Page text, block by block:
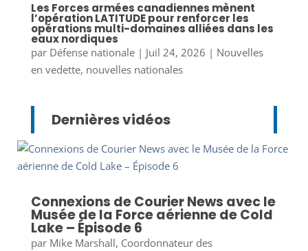
Les Forces armées canadiennes mènent
l’opération LATITUDE pour renforcer les
opérations multi-domaines alliées dans les
eaux nordiques
par Défense nationale| Juil 24, 2026 | Nouvelles
en vedette, nouvelles nationales
Dernières vidéos
Connexions de Courier News avec le
Musée de la Force aérienne de Cold
Lake – Épisode 6
par Mike Marshall, Coordonnateur des